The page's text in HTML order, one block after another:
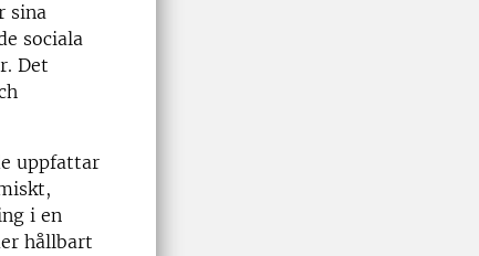
sina
sociala
Det
uppfattar
i en
hållbart